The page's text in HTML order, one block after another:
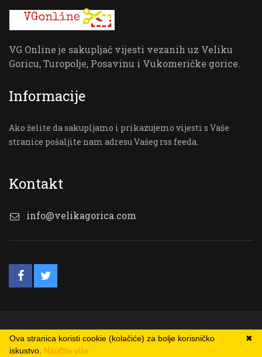
VG Online je sakupljač vijesti vezanih uz Veliku
Goricu, Turopolje, Posavinu i Vukomeričke gorice.
Informacije
Ako želite da sakupljamo i prikazujemo vijesti s Vaše
stranice pošaljite nam adresu Vašeg rss feeda.
Kontakt
info@velikagorica.com
© VG Online ✖
Ova stranica koristi cookie (kolačiće) za bolje korisničko
iskustvo. Naučite više